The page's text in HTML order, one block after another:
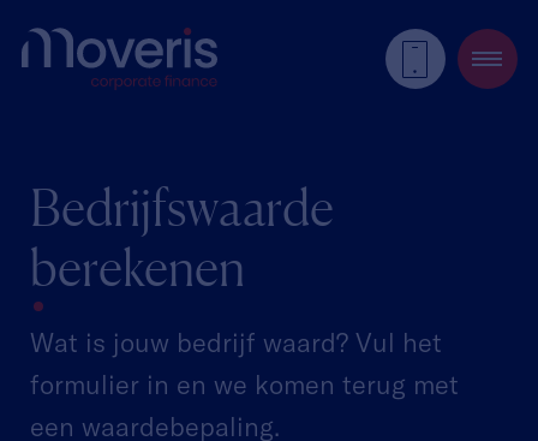
Bedrijfswaarde
berekenen
Wat is jouw bedrijf waard? Vul het
formulier in en we komen terug met
een waardebepaling.